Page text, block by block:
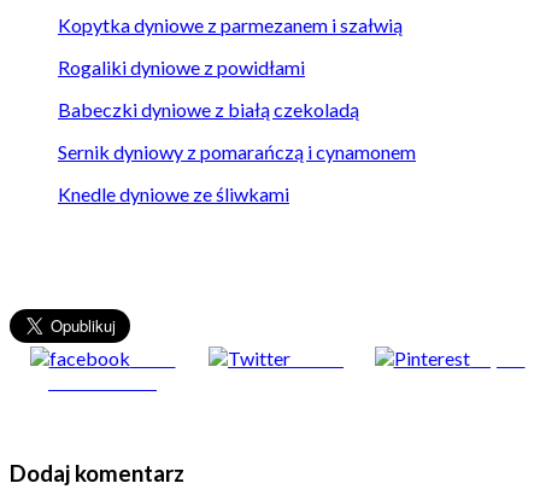
Kopytka dyniowe z parmezanem i szałwią
Rogaliki dyniowe z powidłami
Babeczki dyniowe z białą czekoladą
Sernik dyniowy z pomarańczą i cynamonem
Knedle dyniowe ze śliwkami
Zapisz
Dodaj komentarz